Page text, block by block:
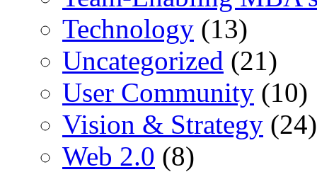
Technology (13)
Uncategorized (21)
User Community (10)
Vision & Strategy (24)
Web 2.0 (8)